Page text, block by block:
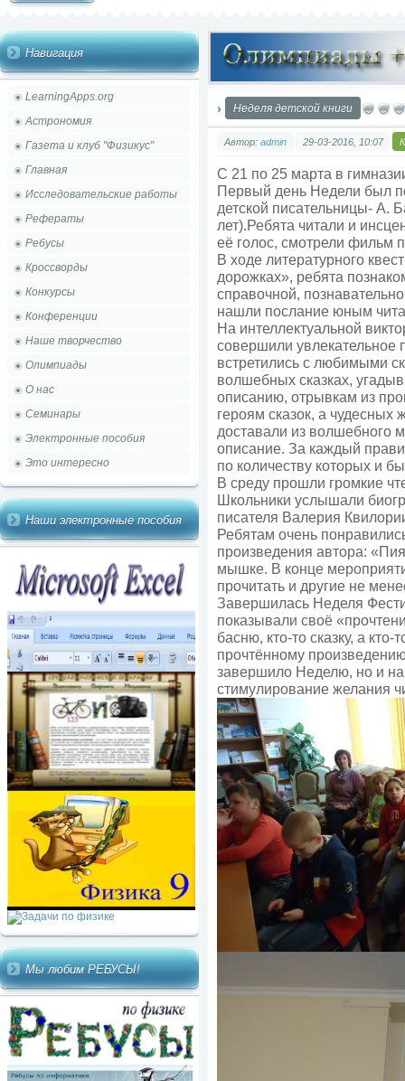
Навигация
LearningApps.org
Астрономия
Газета и клуб "Физикус"
Главная
Исследовательские работы
Рефераты
Ребусы
Кроссворды
Конкурсы
Конференции
Наше творчество
Олимпиады
О нас
Семинары
Электронные пособия
Это интересно
Наши электронные пособия
Мы любим РЕБУСЫ!
Неделя детской книги
Автор: admin 29-03-2016, 10:07
С 21 по 25 марта в
Первый день Недели был
детской писательницы- А.
лет).Ребята читали и
её голос, смотрели фильм
В ходе литературного
дорожках», ребята
справочной,
нашли послание юным
На интеллектуальной
совершили увлекательное
встретились с любимыми
волшебных сказках,
описанию, отрывкам из
героям сказок, а чудесных
доставали из волшебного
описание. За каждый
по количеству которых и
В среду прошли громкие
Школьники услышали
писателя Валерия
Ребятам очень
произведения автора:
мышке. В конце
прочитать и другие не
Завершилась Неделя
показывали своё
басню, кто-то сказку, а
прочтённому
завершило Неделю, но и
стимулирование желания